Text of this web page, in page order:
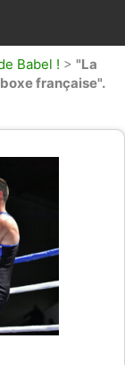
Babel ! > "La
française".